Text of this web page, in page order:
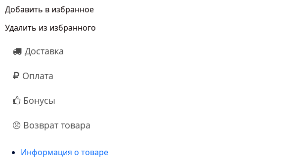
Малиновых
(50
Добавить в избранное
Удалить из избранного
Доставка
Оплата
Бонусы
Возврат товара
Информация о товаре